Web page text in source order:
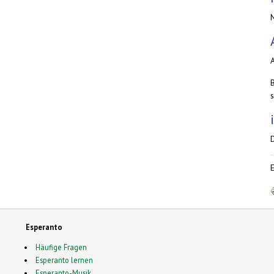
Esperanto
Häufige Fragen
Esperanto lernen